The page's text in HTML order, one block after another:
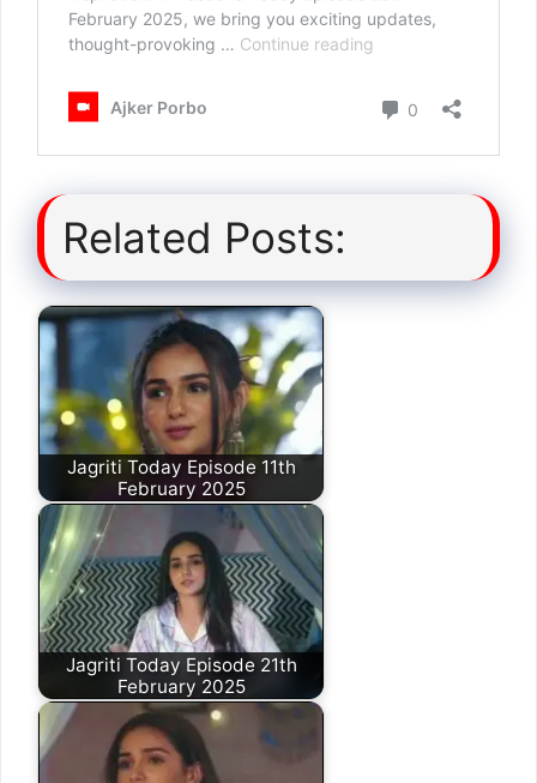
Related Posts:
Jagriti Today Episode 11th
February 2025
Jagriti Today Episode 21th
February 2025